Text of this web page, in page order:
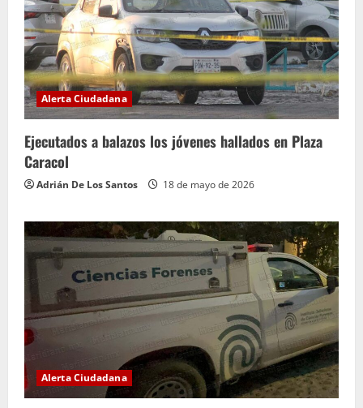
Alerta Ciudadana
Ejecutados a balazos los jóvenes hallados en Plaza
Caracol
Adrián De Los Santos 18 de mayo de 2026
Alerta Ciudadana